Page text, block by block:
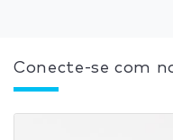
Conecte-se com